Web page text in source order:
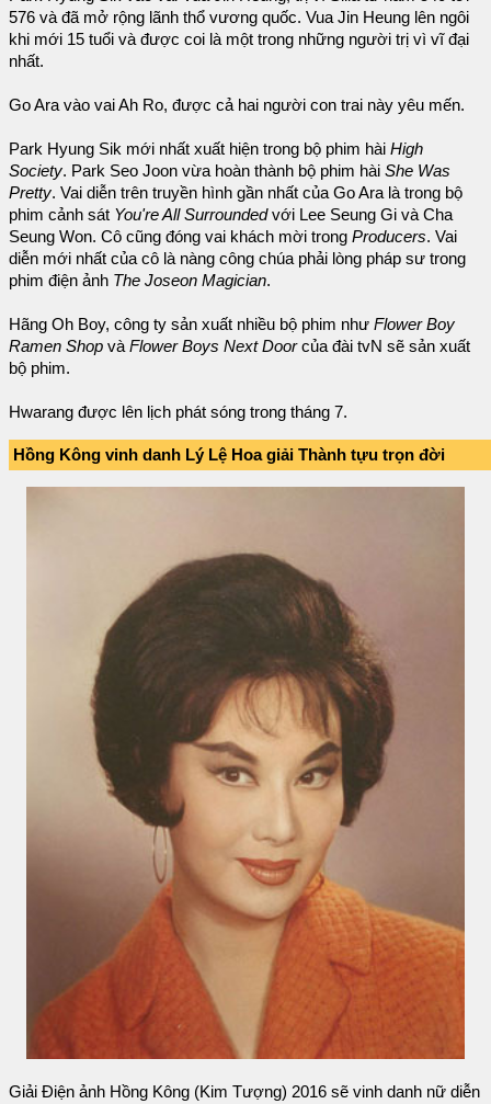
576 và đã mở rộng lãnh thổ vương quốc. Vua Jin Heung lên ngôi
khi mới 15 tuổi và được coi là một trong những người trị vì vĩ đại
nhất.
Go Ara vào vai Ah Ro, được cả hai người con trai này yêu mến.
Park Hyung Sik mới nhất xuất hiện trong bộ phim hài High
Society. Park Seo Joon vừa hoàn thành bộ phim hài She Was
Pretty. Vai diễn trên truyền hình gần nhất của Go Ara là trong bộ
phim cảnh sát You're All Surroundedvới Lee Seung Gi và Cha
Seung Won. Cô cũng đóng vai khách mời trong Producers. Vai
diễn mới nhất của cô là nàng công chúa phải lòng pháp sư trong
phim điện ảnh The Joseon Magician.
Hãng Oh Boy, công ty sản xuất nhiều bộ phim như Flower Boy
Ramen Shop vàFlower Boys Next Doorcủa đài tvN sẽ sản xuất
bộ phim.
Hwarang được lên lịch phát sóng trong tháng 7.
Hồng Kông vinh danh Lý Lệ Hoa giải Thành tựu trọn đời
Giải Điện ảnh Hồng Kông (Kim Tượng) 2016 sẽ vinh danh nữ diễn